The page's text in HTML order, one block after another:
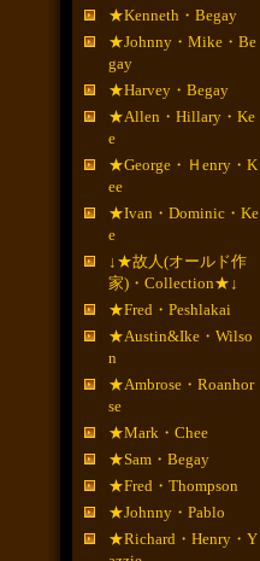
★Kenneth・Begay
★Johnny・Mike・Be
gay
★Harvey・Begay
★Allen・Hillary・Ke
e
★George・Ｈenry・K
ee
★Ivan・Dominic・Ke
e
↓★故人(オールド作
家)・Collection★↓
★Fred・Peshlakai
★Austin&Ike・Wilso
n
★Ambrose・Roanhor
se
★Mark・Chee
★Sam・Begay
★Fred・Thompson
★Johnny・Pablo
★Richard・Henry・Y